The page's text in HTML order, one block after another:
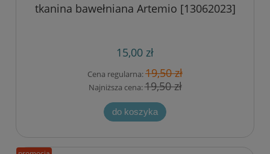
tkanina bawełniana Artemio [13062023]
15,00 zł
Cena regularna:19,50 zł
Najniższa cena:19,50 zł
do koszyka